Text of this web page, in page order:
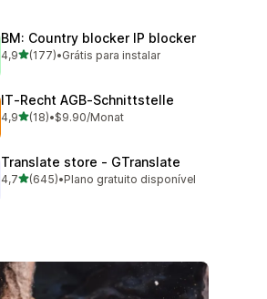
BM: Country blocker IP blocker
4,9de 5 estrelas
(177)
177 avaliações ao todo
•Grátis para instalar
IT‑Recht AGB‑Schnittstelle
4,9de 5 estrelas
(18)
18 avaliações ao todo
•$9.90/Monat
Translate store ‑ GTranslate
4,7de 5 estrelas
(645)
645 avaliações ao todo
•Plano gratuito disponível